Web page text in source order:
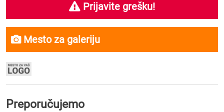
Prijavite grešku!
Mesto za galeriju
Preporučujemo